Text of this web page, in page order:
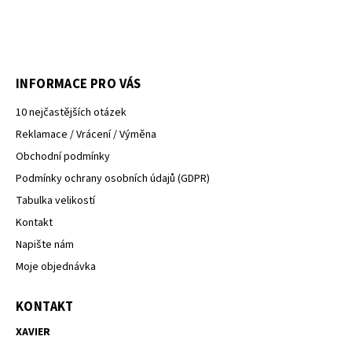
INFORMACE PRO VÁS
10 nejčastějších otázek
Reklamace / Vrácení / Výměna
Obchodní podmínky
Podmínky ochrany osobních údajů (GDPR)
Tabulka velikostí
Kontakt
Napište nám
Moje objednávka
KONTAKT
XAVIER